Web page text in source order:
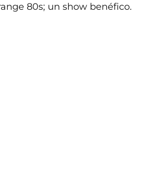
80s; un show benéfico.